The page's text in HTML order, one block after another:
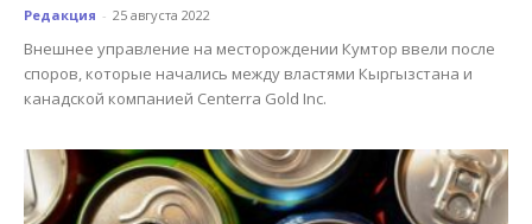
Редакция - 25 августа 2022
Внешнее управление на месторождении Кумтор ввели после
споров, которые начались между властями Кыргызстана и
канадской компанией Centerra Gold Inc.